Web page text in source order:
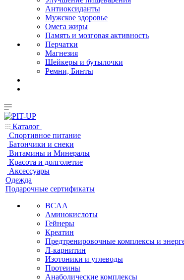
Антиоксиданты
Мужское здоровье
Омега жиры
Память и мозговая активность
Перчатки
Магнезия
Шейкеры и бутылочки
Ремни, Бинты
Каталог
Спортивное питание
Батончики и снеки
Витамины и Минералы
Красота и долголетие
Аксессуары
Одежда
Подарочные сертификаты
BCAA
Аминокислоты
Гейнеры
Креатин
Предтренировочные комплексы и
Л-карнитин
Изотоники и углеводы
Протеины
Анаболические комплексы